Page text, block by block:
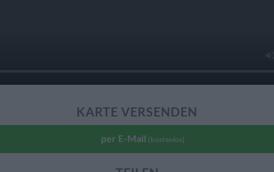
KARTE VERSENDEN
per E-Mail (kostenlos)